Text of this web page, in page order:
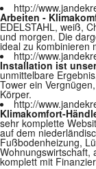
http://
Arbeiten -
EDELSTAHL, weiß,
und morgen. Die
ideal zu kombinieren
http://
Installation ist
unmittelbare
Tower ein
Körper.
http://
Klimakomfort-
sehr komplette
auf dem
Fußbodenheizung,
Wohnungswirtschaft,
komplett mit